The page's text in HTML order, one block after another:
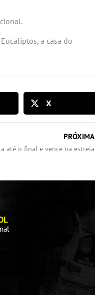
a casa do
X
PRÓXIMA
até o final e vence na estreia